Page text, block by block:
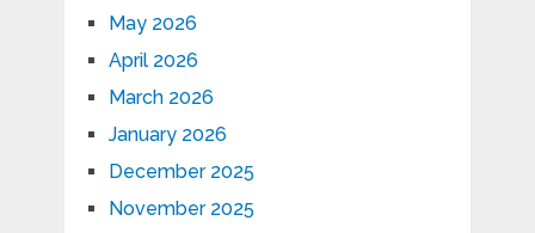
May 2026
April 2026
March 2026
January 2026
December 2025
November 2025